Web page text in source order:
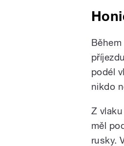
podél
nikdo
Z
měl
rusky.